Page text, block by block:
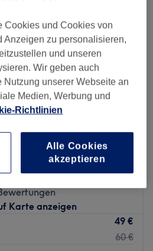
Karte anzeigen
49 €
60 €
Cookies und Cookies von
Anzeigen zu personalisieren,
und unseren
Wir geben auch
Nutzung unserer Webseite an
Medien, Werbung und
Richtlinien
Alle Cookies
akzeptieren